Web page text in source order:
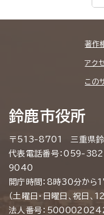
著作
アク
この
鈴鹿市役所
〒513-8701 三重県鈴
代表電話番号：059-
9040
開庁時間：8時30分から
（土曜日・日曜日、祝日
法人番号：